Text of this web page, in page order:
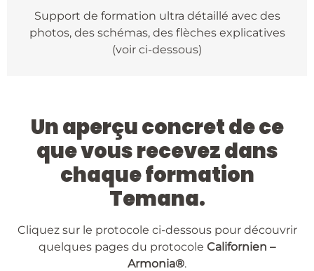
Support de formation ultra détaillé avec des
photos, des schémas, des flèches explicatives
(voir ci-dessous)
Un aperçu concret de ce
que vous recevez dans
chaque formation
Temana.
Cliquez sur le protocole ci-dessous pour découvrir
quelques pages du protocole Californien –
Armonia®.